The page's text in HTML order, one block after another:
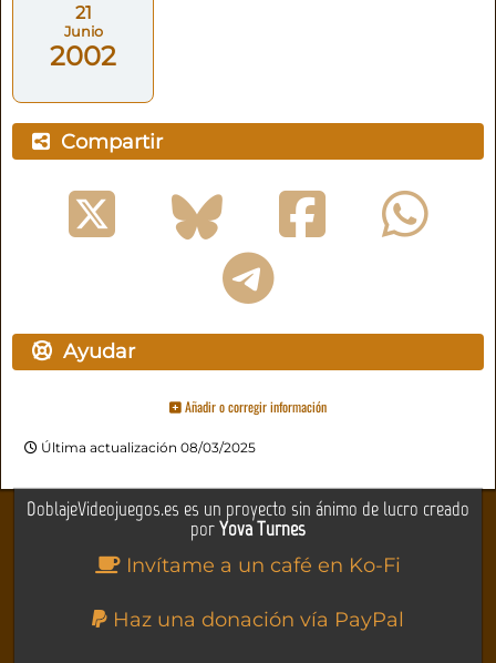
21
Junio
2002
Compartir
Ayudar
Añadir o corregir información
Última actualización 08/03/2025
DoblajeVideojuegos.es es un proyecto sin ánimo de lucro creado
porYova Turnes
Invítame a un café en Ko-Fi
Haz una donación vía PayPal